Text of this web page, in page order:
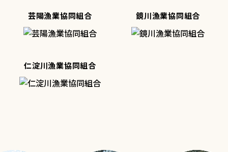
芸陽漁業協同組合 鏡川漁業協同組合
仁淀川漁業協同組合